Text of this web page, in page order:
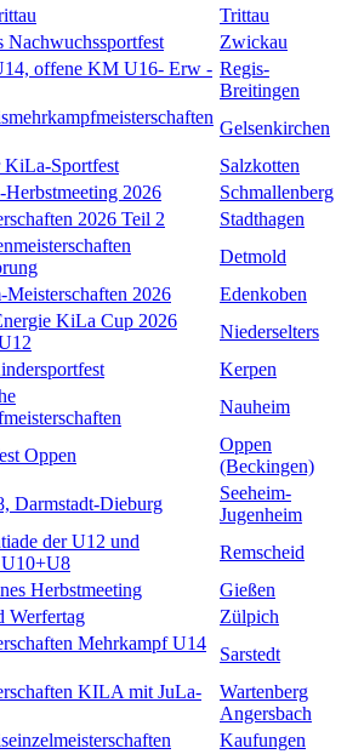
Trittau
Nachwuchssportfest
Zwickau
offene KM U16- Erw - Regis-
Breitingen
Gelsenkirchen
KiLa-Sportfest
Salzkotten
Herbstmeeting 2026
Schmallenberg
2026 Teil 2
Stadthagen
Detmold
Meisterschaften 2026
Edenkoben
KiLa Cup 2026
Niederselters
Kerpen
Nauheim
Oppen
Oppen
(Beckingen)
Darmstadt-Dieburg
Seeheim-
Jugenheim
der U12 und
Remscheid
Herbstmeeting
Gießen
Werfertag
Zülpich
Mehrkampf U14
Sarstedt
KILA mit JuLa-
Wartenberg
Angersbach
Kaufungen